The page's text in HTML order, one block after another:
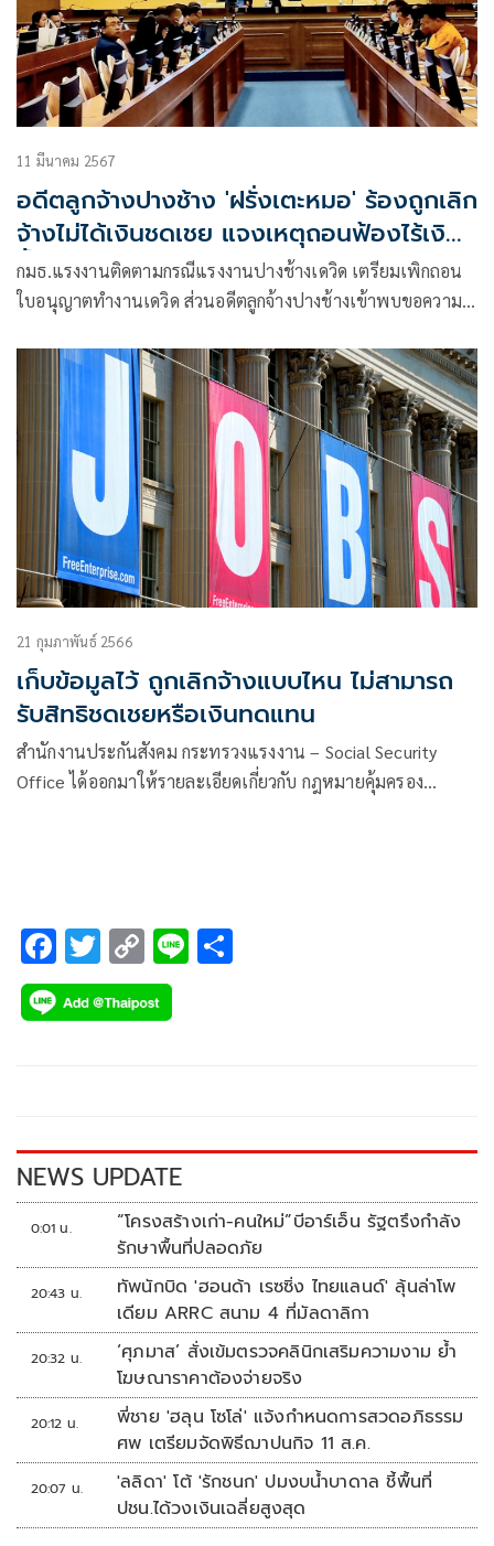
11 มีนาคม 2567
อดีตลูกจ้างปางช้าง 'ฝรั่งเตะหมอ' ร้องถูกเลิก
จ้างไม่ได้เงินชดเชย แจงเหตุถอนฟ้องไร้เงิน
ขึ้นศาล
กมธ.แรงงานติดตามกรณีแรงงานปางช้างเดวิด เตรียมเพิกถอน
ใบอนุญาตทำงานเดวิด ส่วนอดีตลูกจ้างปางช้างเข้าพบขอความ
21 กุมภาพันธ์ 2566
เก็บข้อมูลไว้ ถูกเลิกจ้างแบบไหน ไม่สามารถ
รับสิทธิชดเชยหรือเงินทดแทน
สำนักงานประกันสังคม กระทรวงแรงงาน – Social Security
Office ได้ออกมาให้รายละเอียดเกี่ยวกับ กฎหมายคุ้มครอง
F
ac
e
k
T
wi
tt
C
o
p
k
Li
NEWS UPDATE
0:01 น.
“โครงสร้างเก่า-คนใหม่”บีอาร์เอ็น รัฐตรึงกำลัง
รักษาพื้นที่ปลอดภัย
20:43 น.
ทัพนักบิด 'ฮอนด้า เรซซิ่ง ไทยแลนด์' ลุ้นล่าโพ
เดียม ARRC สนาม 4 ที่มัลดาลิกา
20:32 น.
‘ศุภมาส’ สั่งเข้มตรวจคลินิกเสริมความงาม ย้ำ
โฆษณาราคาต้องจ่ายจริง
20:12 น.
พี่ชาย 'ฮลุน โซโล่' แจ้งกำหนดการสวดอภิธรรม
ศพ เตรียมจัดพิธีฌาปนกิจ 11 ส.ค.
20:07 น.
'ลลิดา' โต้ 'รักชนก' ปมงบน้ำบาดาล ชี้พื้นที่
ปชน.ได้วงเงินเฉลี่ยสูงสุด